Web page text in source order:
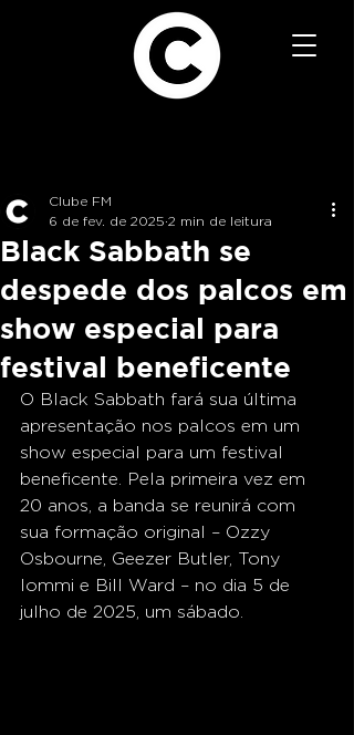
Black Sabbath se
despede dos palcos em
show especial para
festival beneficente
Clube FM
6 de fev. de 2025 2 min de leitura
O Black Sabbath fará sua última
apresentação nos palcos em um
show especial para um festival
beneficente. Pela primeira vez em
20 anos, a banda se reunirá com
sua formação original – Ozzy
Osbourne, Geezer Butler, Tony
Iommi e Bill Ward – no dia 5 de
julho de 2025, um sábado.